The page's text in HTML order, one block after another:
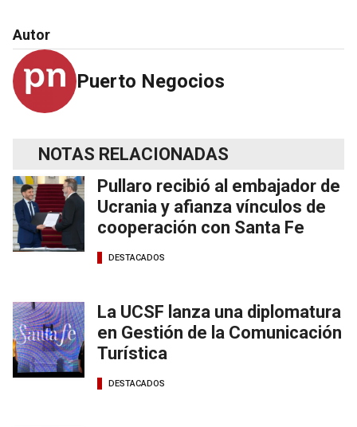
Autor
Puerto Negocios
NOTAS RELACIONADAS
Pullaro recibió al embajador de
Ucrania y afianza vínculos de
cooperación con Santa Fe
DESTACADOS
La UCSF lanza una diplomatura
en Gestión de la Comunicación
Turística
DESTACADOS